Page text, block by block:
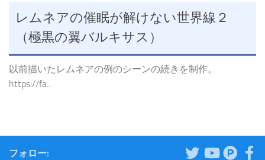
レムネアの催眠が解けない世界線２
（極黒の翼バルキサス）
以前描いたレムネアの例のシーンの続きを制作。
https://fa...
フォロー: